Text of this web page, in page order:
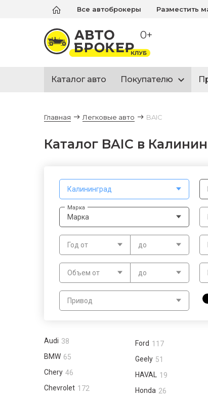
Все автоброкеры Разместить
0+
Каталог авто Покупателю
Главная Легковые авто BAIC
Каталог BAIC в
Калининград
Марка
Марка
Год от до
Объем от до
Привод
Audi 38
BMW 65
Chery 46
Chevrolet 172
Ford 117
Geely 51
HAVAL
19
Honda 26